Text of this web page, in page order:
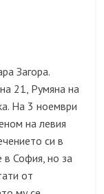
Загора.
21, Румяна на
На 3 ноември
на левия
си в
в София, но за
от